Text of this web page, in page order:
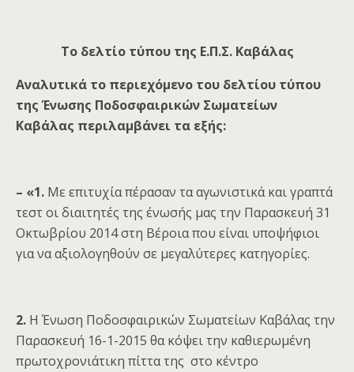
Το δελτίο τύπου της Ε.Π.Σ. Καβάλας
Αναλυτικά το περιεχόμενο του δελτίου τύπου
της Ένωσης Ποδοσφαιρικών Σωματείων
Καβάλας περιλαμβάνει τα εξής:
– «1. Με επιτυχία πέρασαν τα αγωνιστικά και γραπτά
τεστ οι διαιτητές της ένωσής μας την Παρασκευή 31
Οκτωβρίου 2014 στη Βέροια που είναι υποψήφιοι
για να αξιολογηθούν σε μεγαλύτερες κατηγορίες.
2. Η Ένωση Ποδοσφαιρικών Σωματείων Καβάλας την
Παρασκευή 16-1-2015 θα κόψει την καθιερωμένη
πρωτοχρονιάτικη πίττα της στο κέντρο